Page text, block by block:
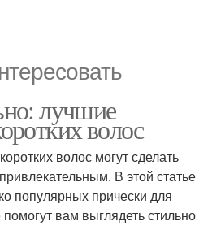
лучшие
волос
волос могут сделать
В этой статье
популярных прически для
вам выглядеть стильно